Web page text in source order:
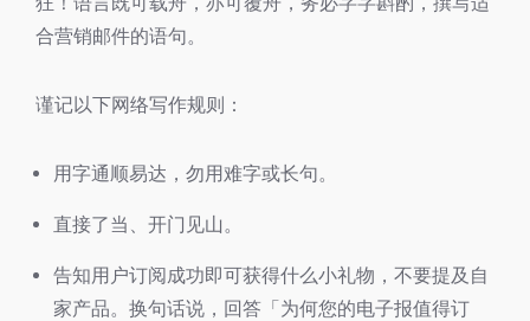
合营销邮件的语句。
谨记以下网络写作规则：
用字通顺易达，勿用难字或长句。
直接了当、开门见山。
告知用户订阅成功即可获得什么小礼物，不要提及自
家产品。换句话说，回答「为何您的电子报值得订